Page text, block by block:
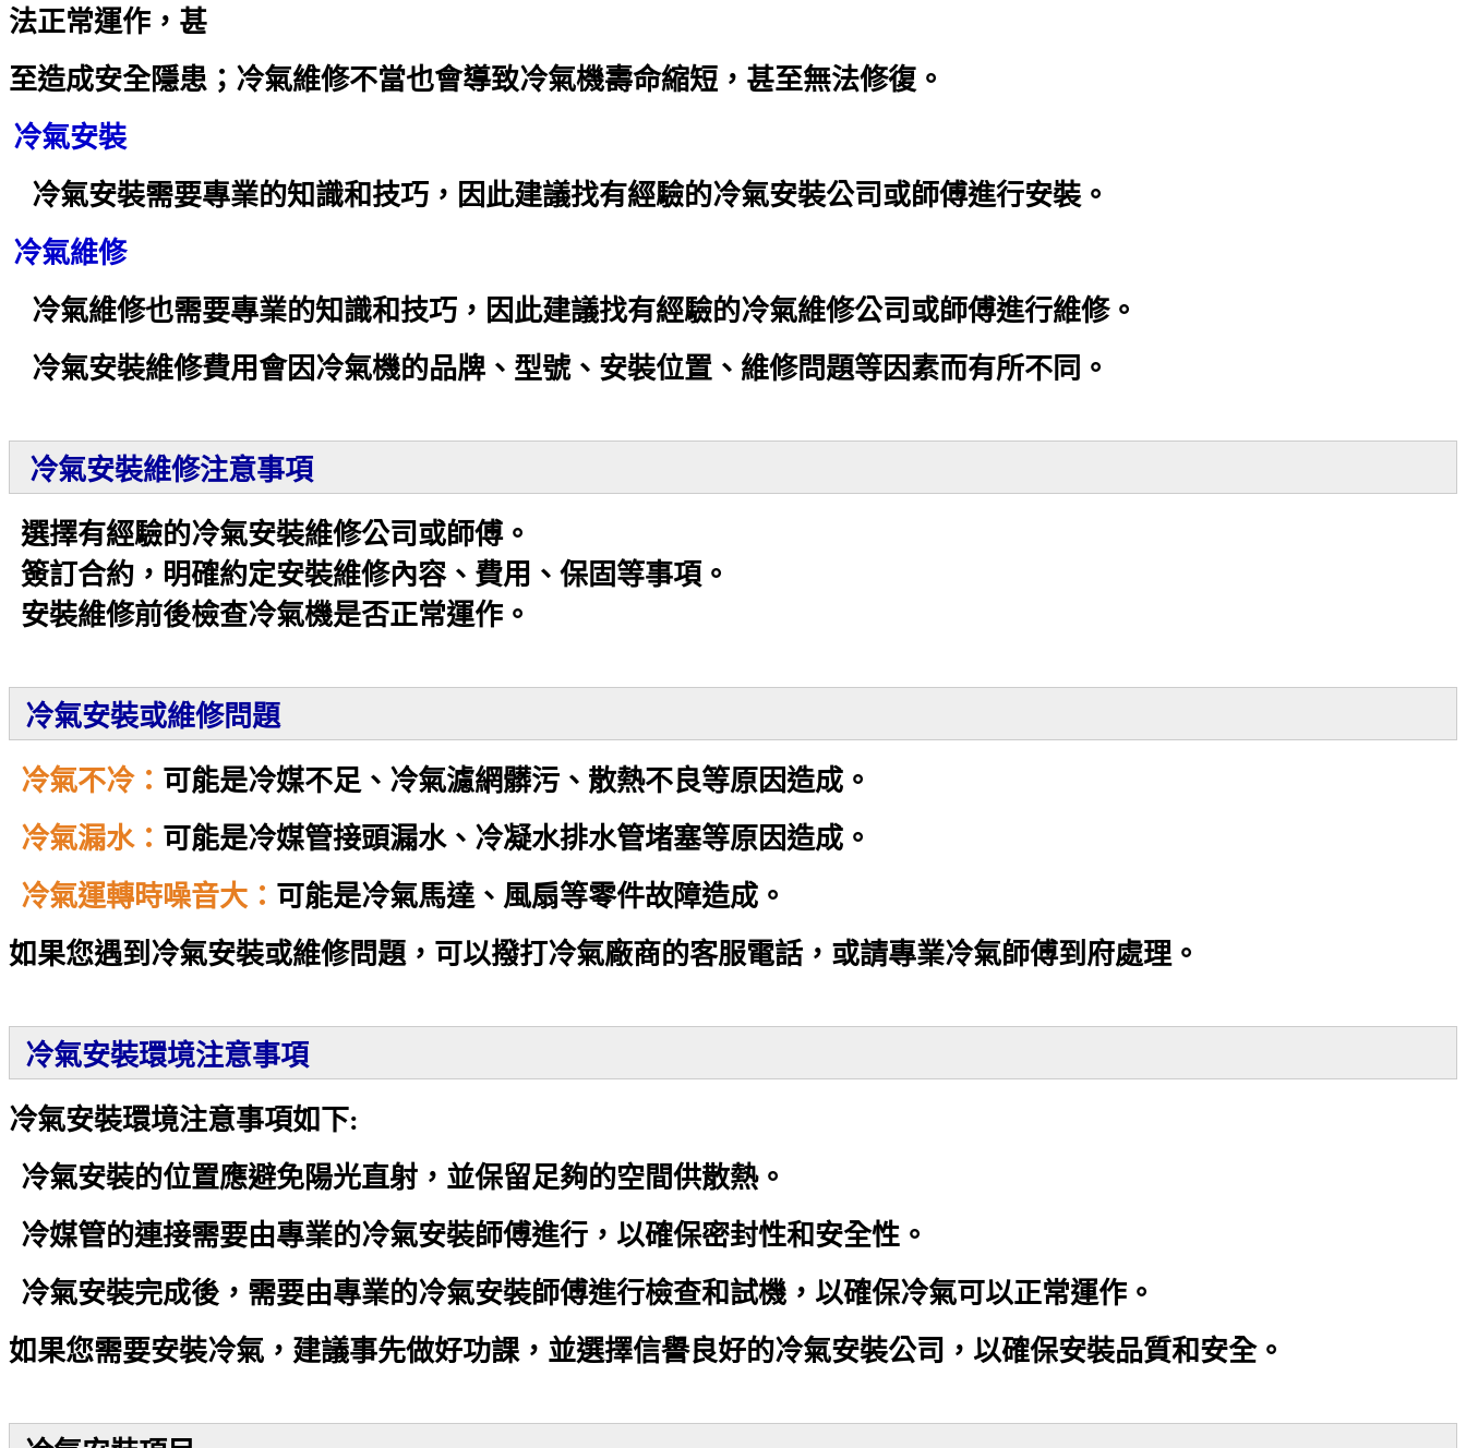
法正常運作，甚
至造成安全隱患；冷氣維修不當也會導致冷氣機壽命縮短，甚至無法修復。
冷氣安裝
冷氣安裝需要專業的知識和技巧，因此建議找有經驗的冷氣安裝公司或師傅進行安裝。
冷氣維修
冷氣維修也需要專業的知識和技巧，因此建議找有經驗的冷氣維修公司或師傅進行維修。
冷氣安裝維修費用會因冷氣機的品牌、型號、安裝位置、維修問題等因素而有所不同。
冷氣安裝維修注意事項
選擇有經驗的冷氣安裝維修公司或師傅。
簽訂合約，明確約定安裝維修內容、費用、保固等事項。
安裝維修前後檢查冷氣機是否正常運作。
冷氣安裝或維修問題
冷氣不冷： 可能是冷媒不足、冷氣濾網髒污、散熱不良等原因造成。
冷氣漏水： 可能是冷媒管接頭漏水、冷凝水排水管堵塞等原因造成。
冷氣運轉時噪音大： 可能是冷氣馬達、風扇等零件故障造成。
如果您遇到冷氣安裝或維修問題，可以撥打冷氣廠商的客服電話，或請專業冷氣師傅到府處理。
冷氣安裝環境注意事項
冷氣安裝環境注意事項如下:
冷氣安裝的位置應避免陽光直射，並保留足夠的空間供散熱。
冷媒管的連接需要由專業的冷氣安裝師傅進行，以確保密封性和安全性。
冷氣安裝完成後，需要由專業的冷氣安裝師傅進行檢查和試機，以確保冷氣可以正常運作。
如果您需要安裝冷氣，建議事先做好功課，並選擇信譽良好的冷氣安裝公司，以確保安裝品質和安全。